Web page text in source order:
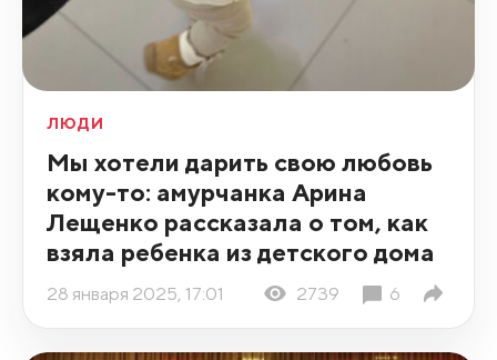
ЛЮДИ
Мы хотели дарить свою любовь
кому-то: амурчанка Арина
Лещенко рассказала о том, как
взяла ребенка из детского дома
28 января 2025, 17:01 2739 6